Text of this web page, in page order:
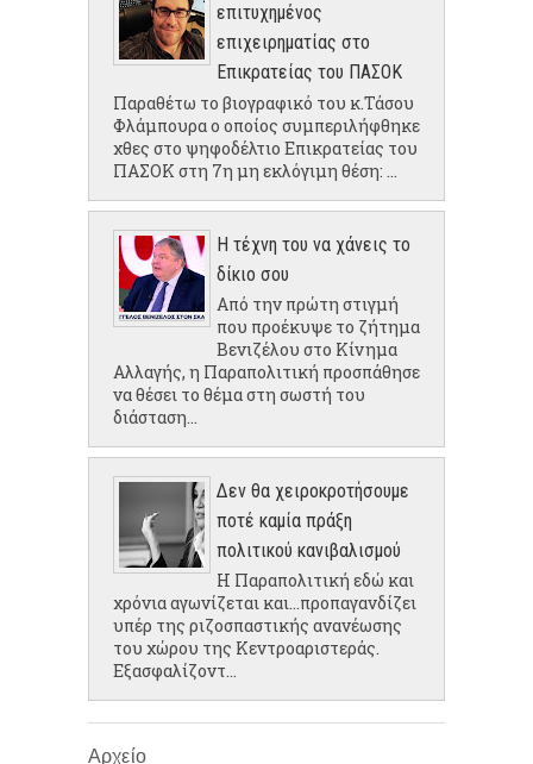
επιτυχημένος
επιχειρηματίας στο
Επικρατείας του ΠΑΣΟΚ
Παραθέτω το βιογραφικό του κ.Τάσου
Φλάμπουρα ο οποίος συμπεριλήφθηκε
χθες στο ψηφοδέλτιο Επικρατείας του
ΠΑΣΟΚ στη 7η μη εκλόγιμη θέση: ...
Η τέχνη του να χάνεις το
δίκιο σου
Από την πρώτη στιγμή
που προέκυψε το ζήτημα
Βενιζέλου στο Κίνημα
Αλλαγής, η Παραπολιτική προσπάθησε
να θέσει το θέμα στη σωστή του
διάσταση...
Δεν θα χειροκροτήσουμε
ποτέ καμία πράξη
πολιτικού κανιβαλισμού
Η Παραπολιτική εδώ και
χρόνια αγωνίζεται και...προπαγανδίζει
υπέρ της ριζοσπαστικής ανανέωσης
του χώρου της Κεντροαριστεράς.
Εξασφαλίζοντ...
Αρχείο